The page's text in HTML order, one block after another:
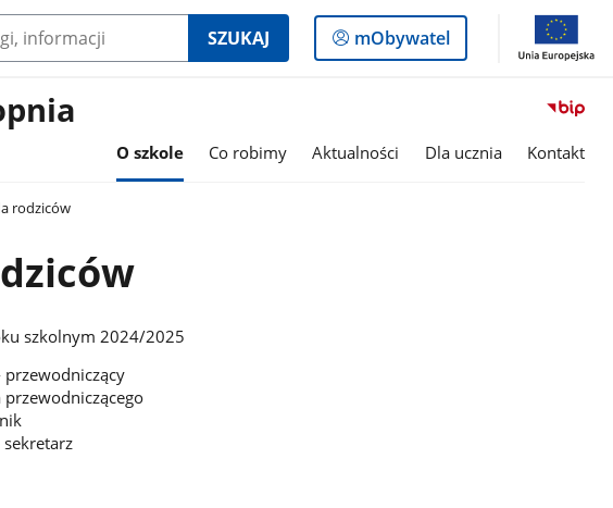
SZUKAJ
Logowanie
do
mObywatel
O szkole Co robimy Aktualności Dla ucznia Kontakt
rodziców
szkolnym 2024/2025
przewodniczącego
sekretarz